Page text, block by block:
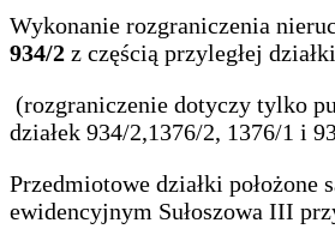
Wykonanie rozgraniczenia
934/2 z częścią przyległej działki
(rozgraniczenie dotyczy tylko
działek 934/2,1376/2, 1376/1 i
Przedmiotowe działki położone
ewidencyjnym Sułoszowa III